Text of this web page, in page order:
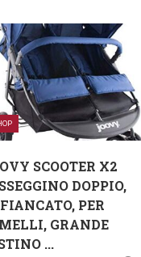
SCOOTER X2
DOPPIO,
PER
GRANDE
...